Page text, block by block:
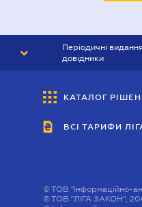
Періодичні
довідники
ВІСНИК МСФЗ
КАТАЛОГ
ВСІ ТАРИФИ
©ТОВ "інформаційно-
©ТОВ "ЛІГА ЗАКОН",